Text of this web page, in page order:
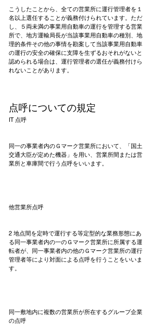
こうしたことから、全ての営業所に運行管理者を１
名以上選任することが義務付けられています。ただ
し、５両未満の事業用自動車の運行を管理する営業
所で、地方運輸局長が当該事業用自動車の種別、地
理的条件その他の事情を勘案して当該事業用自動車
の運行の安全の確保に支障を生ずるおそれがないと
認められる場合は、運行管理者の選任が義務付けら
れないことがあります。
点呼についての規定
IT 点呼
同一の事業者内のＧマーク営業所において、「国土
交通大臣が定めた機器」を用い、営業所間または営
業所と車庫間で行う点呼をいいます。
他営業所点呼
2 地点間を定時で運行する等定型的な業務形態にあ
る同一事業者内の一のＧマーク営業所に所属する運
転者が、同一事業者内の他のＧマーク営業所の運行
管理者等により対面による点呼を行うことをいいま
す。
同一敷地内に複数の営業所が所在するグループ企業
の点呼